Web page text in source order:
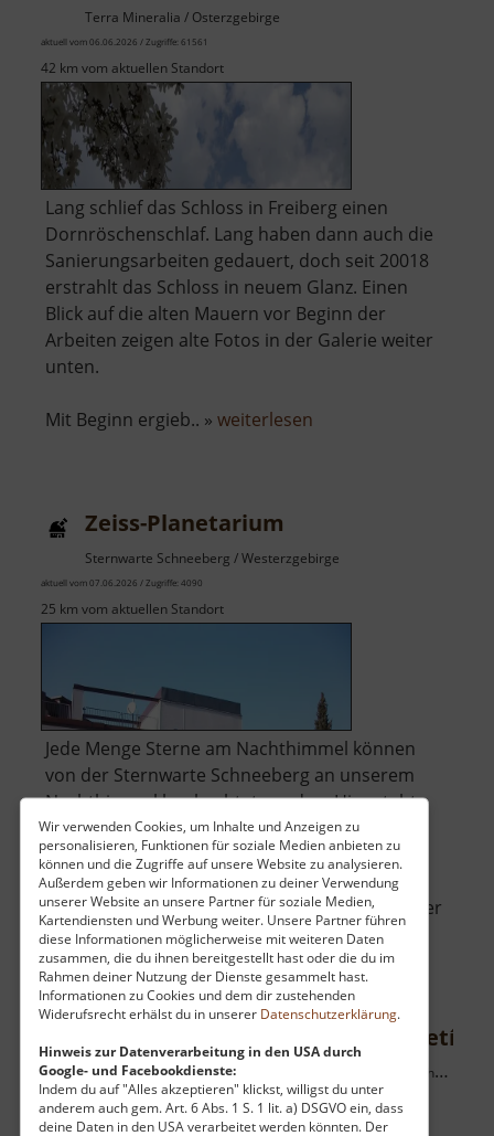
Wir verwenden Cookies, um Inhalte und Anzeigen zu
personalisieren, Funktionen für soziale Medien anbieten zu
können und die Zugriffe auf unsere Website zu analysieren.
Außerdem geben wir Informationen zu deiner Verwendung
unserer Website an unsere Partner für soziale Medien,
Kartendiensten und Werbung weiter. Unsere Partner führen
diese Informationen möglicherweise mit weiteren Daten
zusammen, die du ihnen bereitgestellt hast oder die du im
Rahmen deiner Nutzung der Dienste gesammelt hast.
Informationen zu Cookies und dem dir zustehenden
Widerufsrecht erhälst du in unserer Datenschutzerklärung.
Hinweis zur Datenverarbeitung in den USA durch
Google- und Facebookdienste:
Indem du auf "Alles akzeptieren" klickst, willigst du unter
anderem auch gem. Art. 6 Abs. 1 S. 1 lit. a) DSGVO ein, dass
deine Daten in den USA verarbeitet werden könnten. Der
Terra Mineralia / Osterzgebirge
aktuell vom 06.06.2026 / Zugriffe: 61561
42 km vom aktuellen Standort
Lang schlief das Schloss in Freiberg einen
Dornröschenschlaf. Lang haben dann auch die
Sanierungsarbeiten gedauert, doch seit 20018
erstrahlt das Schloss in neuem Glanz. Einen
Blick auf die alten Mauern vor Beginn der
Arbeiten zeigen alte Fotos in der Galerie weiter
unten.
Mit Beginn ergieb.. » weiterlesen
Zeiss-Planetarium
Sternwarte Schneeberg / Westerzgebirge
aktuell vom 07.06.2026 / Zugriffe: 4090
25 km vom aktuellen Standort
Jede Menge Sterne am Nachthimmel können
von der Sternwarte Schneeberg an unserem
Nachthimmel beobachtet werden. Hier steht
das größte Teleskop im Freistaat Sachsen: ein
600 mm-Spiegelteleskop. Neben
Beobachtungsabenden gibt es auch weitere
Veranstaltungen, die Wissen über die Welt über
unseren Köpfe.. »weiterlesenüber
Zeiss-
Planetarium
Městská věž a kostel Nanebevzetí
Stadtturm Chomutov mit Kirche Mariä Himmelfahrt / Böhmisches Erzgebirge
aktuell vom 07.06.2026 / Zugriffe: 1304
34 km vom aktuellen Standort